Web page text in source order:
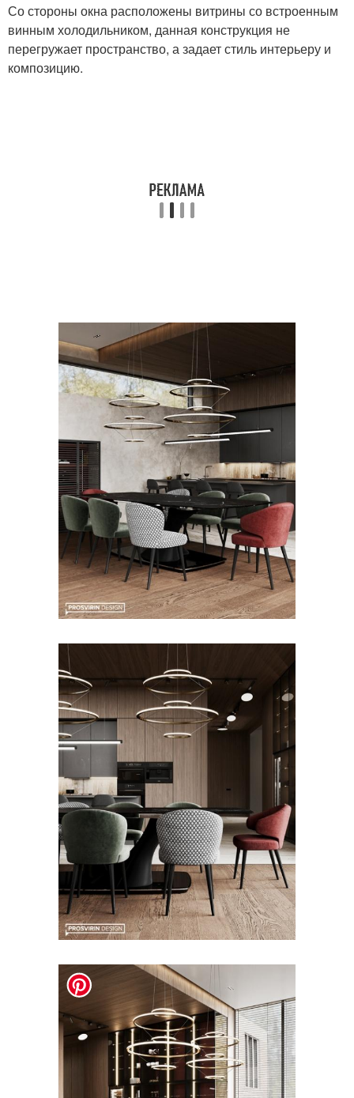
Со стороны окна расположены витрины со встроенным
винным холодильником, данная конструкция не
перегружает пространство, а задает стиль интерьеру и
композицию.